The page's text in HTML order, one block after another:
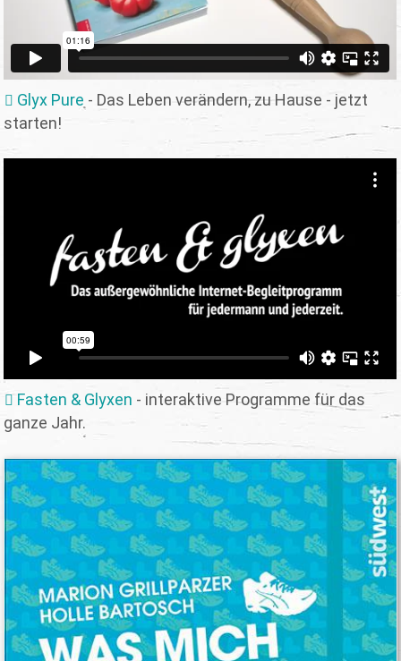
Glyx Pure - Das Leben verändern, zu Hause - jetzt
starten!
Fasten & Glyxen - interaktive Programme für das
ganze Jahr.